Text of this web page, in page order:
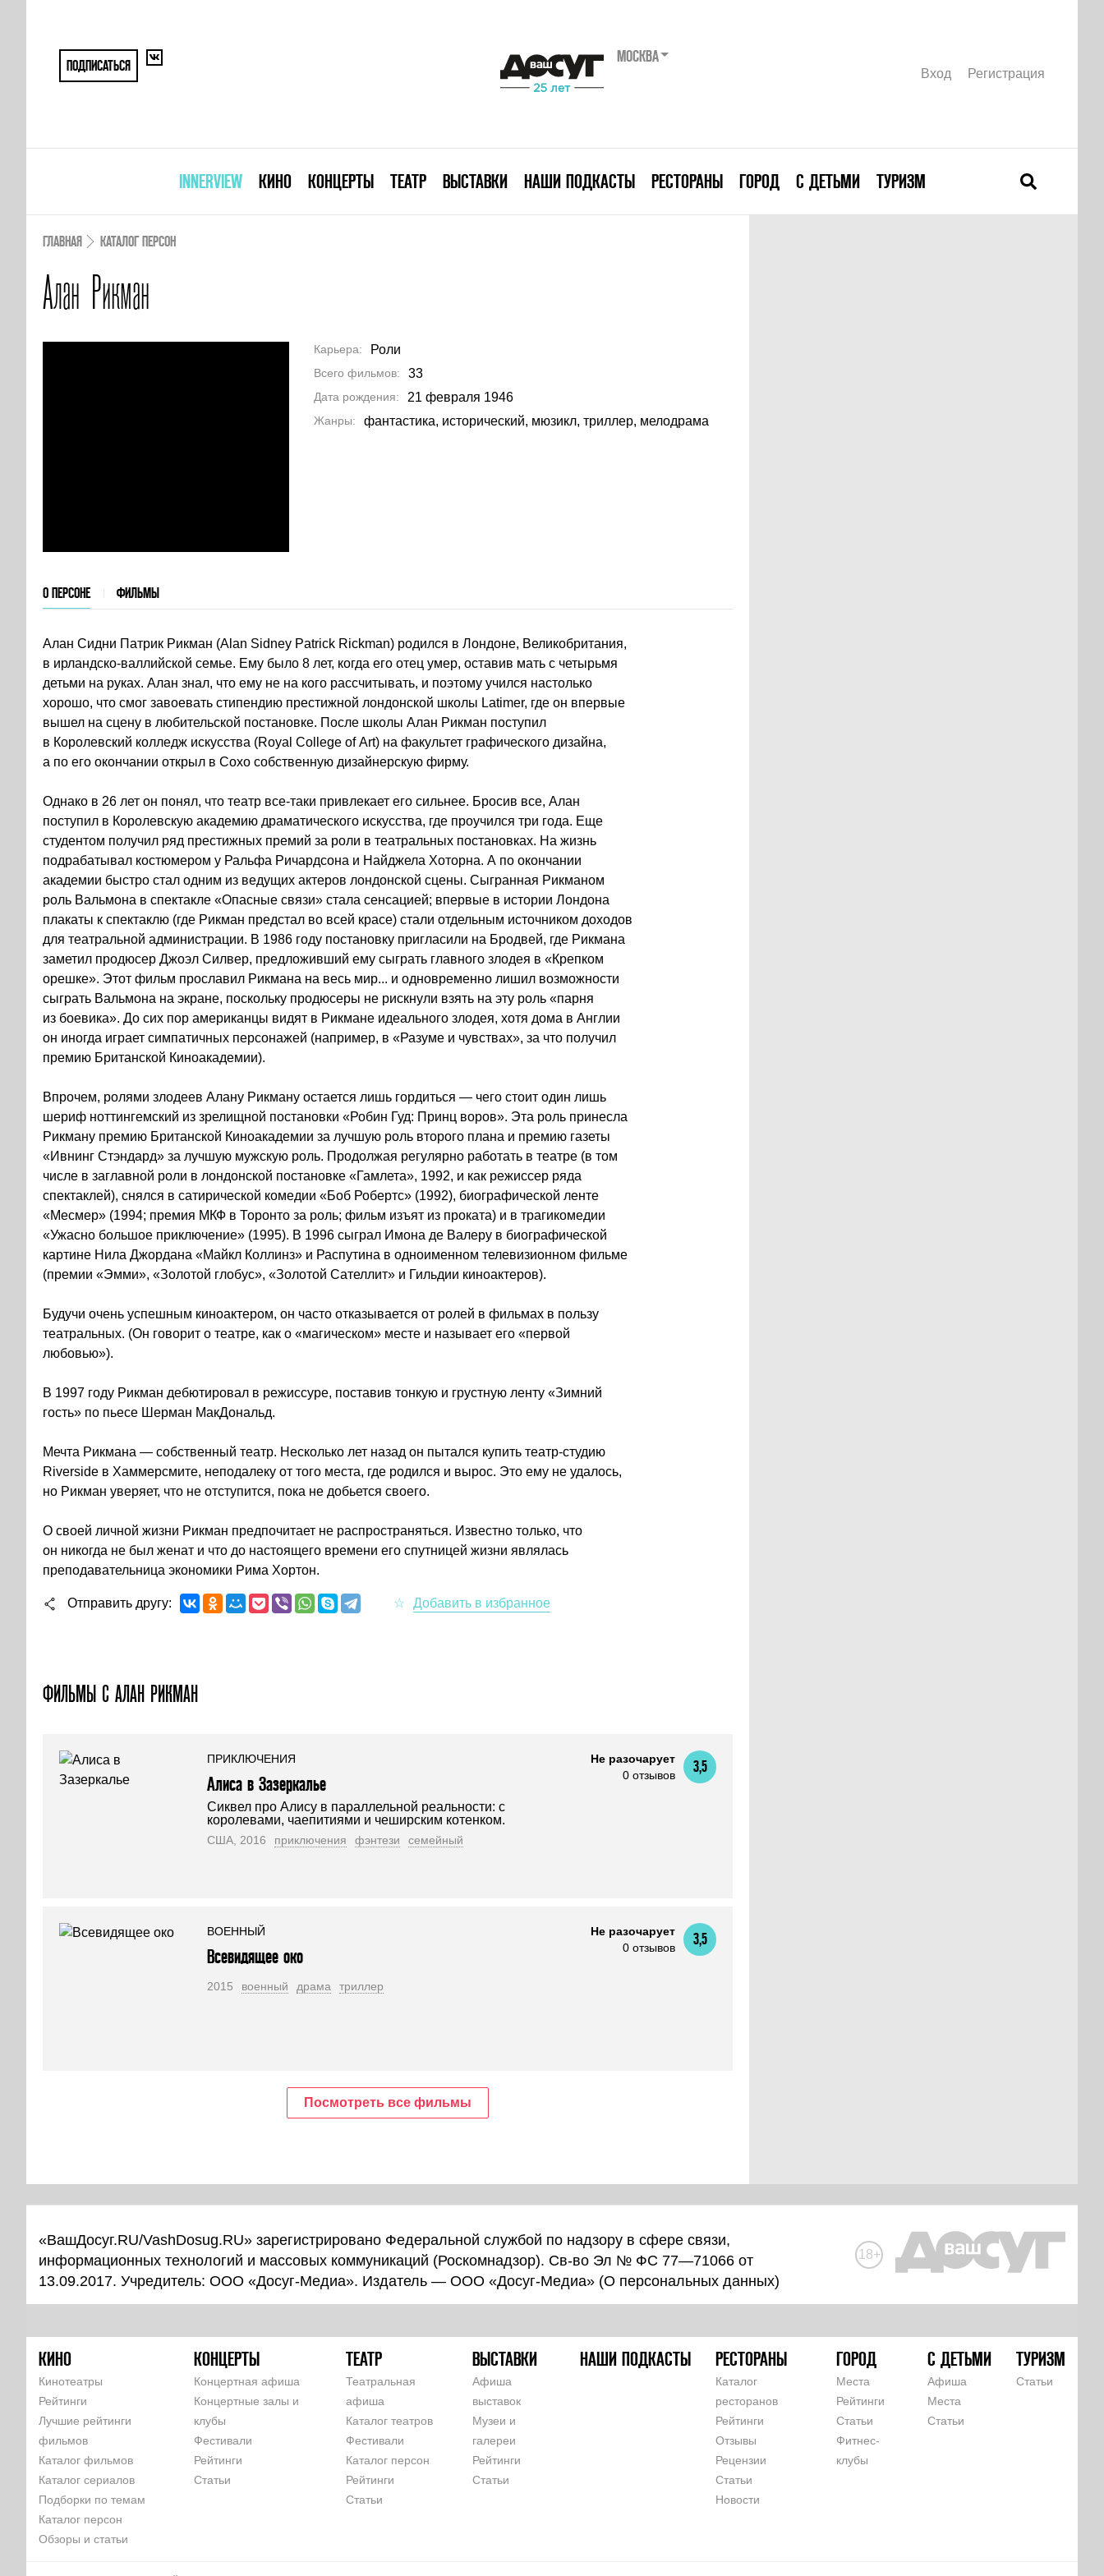
ПОДПИСАТЬСЯ
МОСКВА
Вход Регистрация
INNERVIEW КИНО КОНЦЕРТЫ ТЕАТР ВЫСТАВКИ НАШИ ПОДКАСТЫ РЕСТОРАНЫ ГОРОД С ДЕТЬМИ ТУРИЗМ
ГЛАВНАЯ КАТАЛОГ ПЕРСОН
Алан Рикман
Карьера Роли
Всего фильмов 33
Дата рождения 21 февраля 1946
Жанры фантастика, исторический, мюзикл, триллер, мелодрама
О ПЕРСОНЕ ФИЛЬМЫ
Алан Сидни Патрик Рикман (Alan Sidney Patrick Rickman) родился в Лондоне, Великобритания,
в ирландско-валлийской семье. Ему было 8 лет, когда его отец умер, оставив мать с четырьмя
детьми на руках. Алан знал, что ему не на кого рассчитывать, и поэтому учился настолько
хорошо, что смог завоевать стипендию престижной лондонской школы Latimer, где он впервые
вышел на сцену в любительской постановке. После школы Алан Рикман поступил
в Королевский колледж искусства (Royal College of Art) на факультет графического дизайна,
а по его окончании открыл в Сохо собственную дизайнерскую фирму.
Однако в 26 лет он понял, что театр все-таки привлекает его сильнее. Бросив все, Алан
поступил в Королевскую академию драматического искусства, где проучился три года. Еще
студентом получил ряд престижных премий за роли в театральных постановках. На жизнь
подрабатывал костюмером у Ральфа Ричардсона и Найджела Хоторна. А по окончании
академии быстро стал одним из ведущих актеров лондонской сцены. Сыгранная Рикманом
роль Вальмона в спектакле «Опасные связи» стала сенсацией; впервые в истории Лондона
плакаты к спектаклю (где Рикман предстал во всей красе) стали отдельным источником доходов
для театральной администрации. В 1986 году постановку пригласили на Бродвей, где Рикмана
заметил продюсер Джоэл Силвер, предложивший ему сыграть главного злодея в «Крепком
орешке». Этот фильм прославил Рикмана на весь мир... и одновременно лишил возможности
сыграть Вальмона на экране, поскольку продюсеры не рискнули взять на эту роль «парня
из боевика». До сих пор американцы видят в Рикмане идеального злодея, хотя дома в Англии
он иногда играет симпатичных персонажей (например, в «Разуме и чувствах», за что получил
премию Британской Киноакадемии).
Впрочем, ролями злодеев Алану Рикману остается лишь гордиться — чего стоит один лишь
шериф ноттингемский из зрелищной постановки «Робин Гуд: Принц воров». Эта роль принесла
Рикману премию Британской Киноакадемии за лучшую роль второго плана и премию газеты
«Ивнинг Стэндард» за лучшую мужскую роль. Продолжая регулярно работать в театре (в том
числе в заглавной роли в лондонской постановке «Гамлета», 1992, и как режиссер ряда
спектаклей), снялся в сатирической комедии «Боб Робертс» (1992), биографической ленте
«Месмер» (1994; премия МКФ в Торонто за роль; фильм изъят из проката) и в трагикомедии
«Ужасно большое приключение» (1995). В 1996 сыграл Имона де Валеру в биографической
картине Нила Джордана «Майкл Коллинз» и Распутина в одноименном телевизионном фильме
(премии «Эмми», «Золотой глобус», «Золотой Сателлит» и Гильдии киноактеров).
Будучи очень успешным киноактером, он часто отказывается от ролей в фильмах в пользу
театральных. (Он говорит о театре, как о «магическом» месте и называет его «первой
любовью»).
В 1997 году Рикман дебютировал в режиссуре, поставив тонкую и грустную ленту «Зимний
гость» по пьесе Шерман МакДональд.
Мечта Рикмана — собственный театр. Несколько лет назад он пытался купить театр-студию
Riverside в Хаммерсмите, неподалеку от того места, где родился и вырос. Это ему не удалось,
но Рикман уверяет, что не отступится, пока не добьется своего.
О своей личной жизни Рикман предпочитает не распространяться. Известно только, что
он никогда не был женат и что до настоящего времени его спутницей жизни являлась
преподавательница экономики Рима Хортон.
Отправить другу
ФИЛЬМЫ С АЛАН РИКМАН
ПРИКЛЮЧЕНИЯ
Алиса в Зазеркалье
Сиквел про Алису в параллельной реальности: с
королевами, чаепитиями и чеширским котенком.
США, 2016 приключения фэнтези семейный
Не разочарует
0 отзывов
3,5
ВОЕННЫЙ
Всевидящее око
2015 военный драма триллер
Не разочарует
0 отзывов
3,5
Посмотреть все фильмы
«ВашДосуг.RU/VashDosug.RU» зарегистрировано Федеральной службой по надзору в сфере связи,
информационных технологий и массовых коммуникаций (Роскомнадзор). Св-во Эл № ФС 77—71066 от
13.09.2017. Учредитель: ООО «Досуг-Медиа». Издатель — ООО «Досуг-Медиа» (О персональных данных)
18+
КИНО
Кинотеатры
Рейтинги
Лучшие рейтинги
фильмов
Каталог фильмов
Каталог сериалов
Подборки по темам
Каталог персон
Обзоры и статьи
КОНЦЕРТЫ
Концертная афиша
Концертные залы и
клубы
Фестивали
Рейтинги
Статьи
ТЕАТР
Театральная
афиша
Каталог театров
Фестивали
Каталог персон
Рейтинги
Статьи
ВЫСТАВКИ
Афиша
выставок
Музеи и
галереи
Рейтинги
Статьи
НАШИ ПОДКАСТЫ РЕСТОРАНЫ
Каталог
ресторанов
Рейтинги
Отзывы
Рецензии
Статьи
Новости
ГОРОД
Места
Рейтинги
Статьи
Фитнес-
клубы
С ДЕТЬМИ
Афиша
Места
Статьи
ТУРИЗМ
Статьи